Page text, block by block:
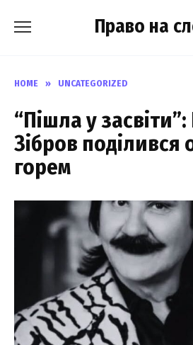
Право на
HOME » UNCATEGORIZED
“Пішла у
Зібров поділився
горем